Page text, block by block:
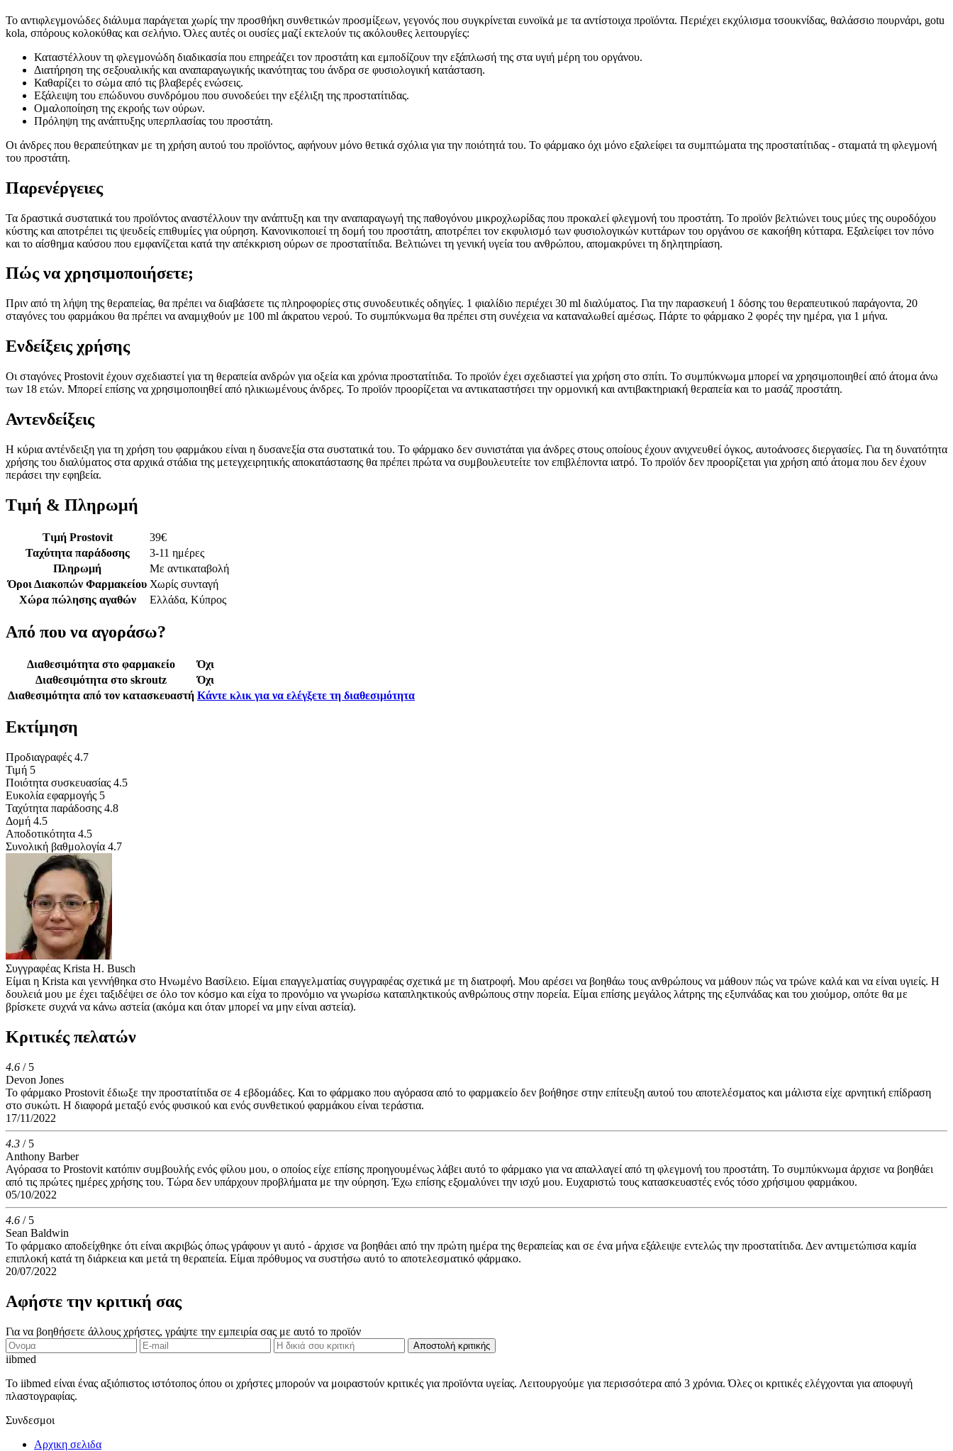
Το αντιφλεγμονώδες διάλυμα παράγεται χωρίς την προσθήκη συνθετικών προσμίξεων, γεγονός που συγκρίνεται ευνοϊκά με τα αντίστοιχα προϊόντα. Περιέχει εκχύλισμα τσουκνίδας, θαλάσσιο πουρνάρι, gotu
kola, σπόρους κολοκύθας και σελήνιο. Όλες αυτές οι ουσίες μαζί εκτελούν τις ακόλουθες λειτουργίες:
Καταστέλλουν τη φλεγμονώδη διαδικασία που επηρεάζει τον προστάτη και εμποδίζουν την εξάπλωσή της στα υγιή μέρη του οργάνου.
Διατήρηση της σεξουαλικής και αναπαραγωγικής ικανότητας του άνδρα σε φυσιολογική κατάσταση.
Καθαρίζει το σώμα από τις βλαβερές ενώσεις.
Εξάλειψη του επώδυνου συνδρόμου που συνοδεύει την εξέλιξη της προστατίτιδας.
Ομαλοποίηση της εκροής των ούρων.
Πρόληψη της ανάπτυξης υπερπλασίας του προστάτη.
Οι άνδρες που θεραπεύτηκαν με τη χρήση αυτού του προϊόντος, αφήνουν μόνο θετικά σχόλια για την ποιότητά του. Το φάρμακο όχι μόνο εξαλείφει τα συμπτώματα της προστατίτιδας - σταματά τη φλεγμονή
του προστάτη.
Παρενέργειες
Τα δραστικά συστατικά του προϊόντος αναστέλλουν την ανάπτυξη και την αναπαραγωγή της παθογόνου μικροχλωρίδας που προκαλεί φλεγμονή του προστάτη. Το προϊόν βελτιώνει τους μύες της ουροδόχου
κύστης και αποτρέπει τις ψευδείς επιθυμίες για ούρηση. Κανονικοποιεί τη δομή του προστάτη, αποτρέπει τον εκφυλισμό των φυσιολογικών κυττάρων του οργάνου σε κακοήθη κύτταρα. Εξαλείφει τον πόνο
και το αίσθημα καύσου που εμφανίζεται κατά την απέκκριση ούρων σε προστατίτιδα. Βελτιώνει τη γενική υγεία του ανθρώπου, απομακρύνει τη δηλητηρίαση.
Πώς να χρησιμοποιήσετε;
Πριν από τη λήψη της θεραπείας, θα πρέπει να διαβάσετε τις πληροφορίες στις συνοδευτικές οδηγίες. 1 φιαλίδιο περιέχει 30 ml διαλύματος. Για την παρασκευή 1 δόσης του θεραπευτικού παράγοντα, 20
σταγόνες του φαρμάκου θα πρέπει να αναμιχθούν με 100 ml άκρατου νερού. Το συμπύκνωμα θα πρέπει στη συνέχεια να καταναλωθεί αμέσως. Πάρτε το φάρμακο 2 φορές την ημέρα, για 1 μήνα.
Ενδείξεις χρήσης
Οι σταγόνες Prostovit έχουν σχεδιαστεί για τη θεραπεία ανδρών για οξεία και χρόνια προστατίτιδα. Το προϊόν έχει σχεδιαστεί για χρήση στο σπίτι. Το συμπύκνωμα μπορεί να χρησιμοποιηθεί από άτομα άνω
των 18 ετών. Μπορεί επίσης να χρησιμοποιηθεί από ηλικιωμένους άνδρες. Το προϊόν προορίζεται να αντικαταστήσει την ορμονική και αντιβακτηριακή θεραπεία και το μασάζ προστάτη.
Αντενδείξεις
Η κύρια αντένδειξη για τη χρήση του φαρμάκου είναι η δυσανεξία στα συστατικά του. Το φάρμακο δεν συνιστάται για άνδρες στους οποίους έχουν ανιχνευθεί όγκος, αυτοάνοσες διεργασίες. Για τη δυνατότητα
χρήσης του διαλύματος στα αρχικά στάδια της μετεγχειρητικής αποκατάστασης θα πρέπει πρώτα να συμβουλευτείτε τον επιβλέποντα ιατρό. Το προϊόν δεν προορίζεται για χρήση από άτομα που δεν έχουν
περάσει την εφηβεία.
Τιμή & Πληρωμή
Τιμή Prostovit 39€
Ταχύτητα παράδοσης
3-11 ημέρες
Πληρωμή
Με αντικαταβολή
Όροι Διακοπών Φαρμακείου Χωρίς συνταγή
Χώρα πώλησης αγαθών
Ελλάδα, Κύπρος
Από που να αγοράσω?
Διαθεσιμότητα στο φαρμακείο
Όχι
Διαθεσιμότητα στο skroutz
Όχι
Διαθεσιμότητα από τον κατασκευαστή Κάντε κλικ για να ελέγξετε τη διαθεσιμότητα
Εκτίμηση
Προδιαγραφές 4.7
Τιμή 5
Ποιότητα συσκευασίας 4.5
Ευκολία εφαρμογής 5
Ταχύτητα παράδοσης 4.8
Δομή 4.5
Αποδοτικότητα 4.5
Συνολική βαθμολογία 4.7
Συγγραφέας Krista H. Busch
Είμαι η Krista και γεννήθηκα στο Ηνωμένο Βασίλειο. Είμαι επαγγελματίας συγγραφέας σχετικά με τη διατροφή. Μου αρέσει να βοηθάω τους ανθρώπους να μάθουν πώς να τρώνε καλά και να είναι υγιείς. Η
δουλειά μου με έχει ταξιδέψει σε όλο τον κόσμο και είχα το προνόμιο να γνωρίσω καταπληκτικούς ανθρώπους στην πορεία. Είμαι επίσης μεγάλος λάτρης της εξυπνάδας και του χιούμορ, οπότε θα με
βρίσκετε συχνά να κάνω αστεία (ακόμα και όταν μπορεί να μην είναι αστεία).
Κριτικές πελατών
4.6 / 5
Devon Jones
Το φάρμακο Prostovit έδιωξε την προστατίτιδα σε 4 εβδομάδες. Και το φάρμακο που αγόρασα από το φαρμακείο δεν βοήθησε στην επίτευξη αυτού του αποτελέσματος και μάλιστα είχε αρνητική επίδραση
στο συκώτι. Η διαφορά μεταξύ ενός φυσικού και ενός συνθετικού φαρμάκου είναι τεράστια.
17/11/2022
4.3 / 5
Anthony Barber
Αγόρασα το Prostovit κατόπιν συμβουλής ενός φίλου μου, ο οποίος είχε επίσης προηγουμένως λάβει αυτό το φάρμακο για να απαλλαγεί από τη φλεγμονή του προστάτη. Το συμπύκνωμα άρχισε να βοηθάει
από τις πρώτες ημέρες χρήσης του. Τώρα δεν υπάρχουν προβλήματα με την ούρηση. Έχω επίσης εξομαλύνει την ισχύ μου. Ευχαριστώ τους κατασκευαστές ενός τόσο χρήσιμου φαρμάκου.
05/10/2022
4.6 / 5
Sean Baldwin
Το φάρμακο αποδείχθηκε ότι είναι ακριβώς όπως γράφουν γι αυτό - άρχισε να βοηθάει από την πρώτη ημέρα της θεραπείας και σε ένα μήνα εξάλειψε εντελώς την προστατίτιδα. Δεν αντιμετώπισα καμία
επιπλοκή κατά τη διάρκεια και μετά τη θεραπεία. Είμαι πρόθυμος να συστήσω αυτό το αποτελεσματικό φάρμακο.
20/07/2022
Αφήστε την κριτική σας
Για να βοηθήσετε άλλους χρήστες, γράψτε την εμπειρία σας με αυτό το προϊόν
Αποστολή κριτικής
iibmed
Το iibmed είναι ένας αξιόπιστος ιστότοπος όπου οι χρήστες μπορούν να μοιραστούν κριτικές για προϊόντα υγείας. Λειτουργούμε για περισσότερα από 3 χρόνια. Όλες οι κριτικές ελέγχονται για αποφυγή
πλαστογραφίας.
Συνδεσμοι
Αρχικη σελιδα